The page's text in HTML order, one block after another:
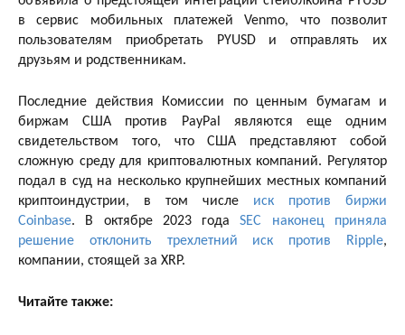
в сервис мобильных платежей Venmo, что позволит
пользователям приобретать PYUSD и отправлять их
друзьям и родственникам.
Последние действия Комиссии по ценным бумагам и
биржам США против PayPal являются еще одним
свидетельством того, что США представляют собой
сложную среду для криптовалютных компаний. Регулятор
подал в суд на несколько крупнейших местных компаний
криптоиндустрии, в том числе иск против биржи
Coinbase. В октябре 2023 годаSEC наконец приняла
решение отклонить трехлетний иск против Ripple,
компании, стоящей за XRP.
Читайте также: